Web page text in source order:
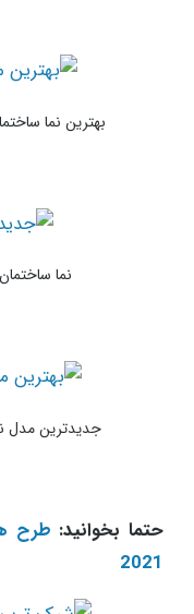
بهترین نما
نما
جدیدترین مدل
حتما بخوانید:طرح
2021